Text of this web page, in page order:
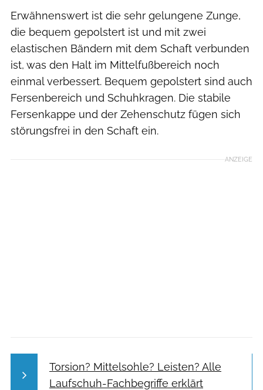
Erwähnenswert ist die sehr gelungene Zunge,
die bequem gepolstert ist und mit zwei
elastischen Bändern mit dem Schaft verbunden
ist, was den Halt im Mittelfußbereich noch
einmal verbessert. Bequem gepolstert sind auch
Fersenbereich und Schuhkragen. Die stabile
Fersenkappe und der Zehenschutz fügen sich
störungsfrei in den Schaft ein.
ANZEIGE
Torsion? Mittelsohle? Leisten? Alle
Laufschuh-Fachbegriffe erklärt